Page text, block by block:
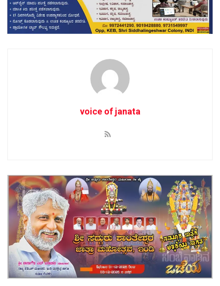
voice of janata